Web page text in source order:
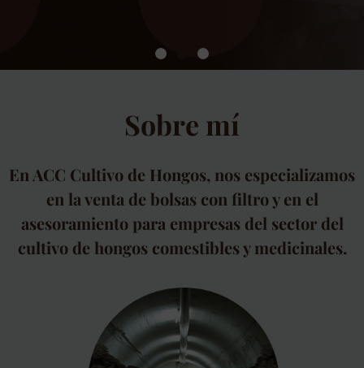
Para la producción de micelio, cultivo de
hongos y organismos de Biocontrol
Más información
Sobre mí
En ACC Cultivo de Hongos, nos especializamos
en la venta de bolsas con filtro y en el
asesoramiento para empresas del sector del
cultivo de hongos comestibles y medicinales.